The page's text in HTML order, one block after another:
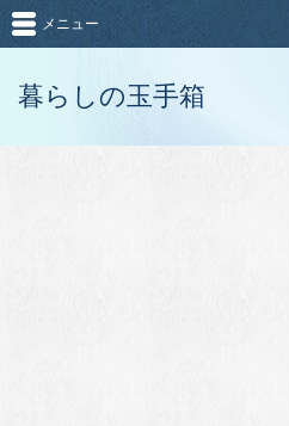
暮らしの玉手箱
メニュー